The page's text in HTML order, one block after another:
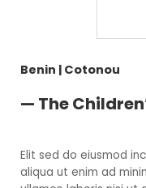
Benin | Cotonou
— The
Elit sed do eiusmod
aliqua ut enim ad